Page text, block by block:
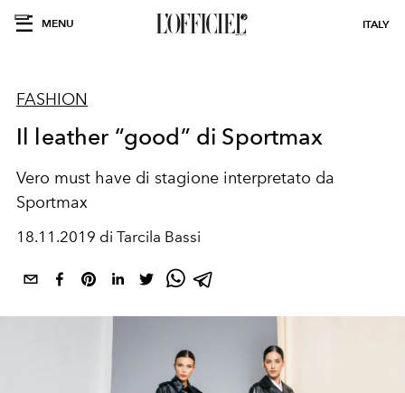
MENU ITALY
FASHION
Il leather “good” di Sportmax
Vero must have di stagione interpretato da
Sportmax
18.11.2019 di Tarcila Bassi